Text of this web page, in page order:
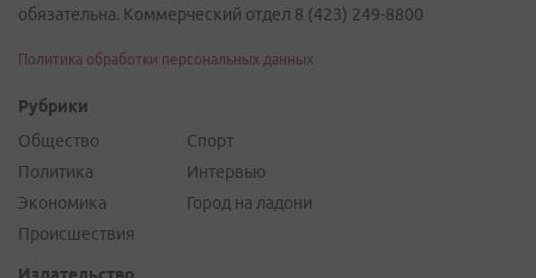
обязательна. Коммерческий отдел 8 (423) 249-8800
Политика обработки персональных данных
Рубрики
Общество
Политика
Экономика
Происшествия
Спорт
Интервью
Город на ладони